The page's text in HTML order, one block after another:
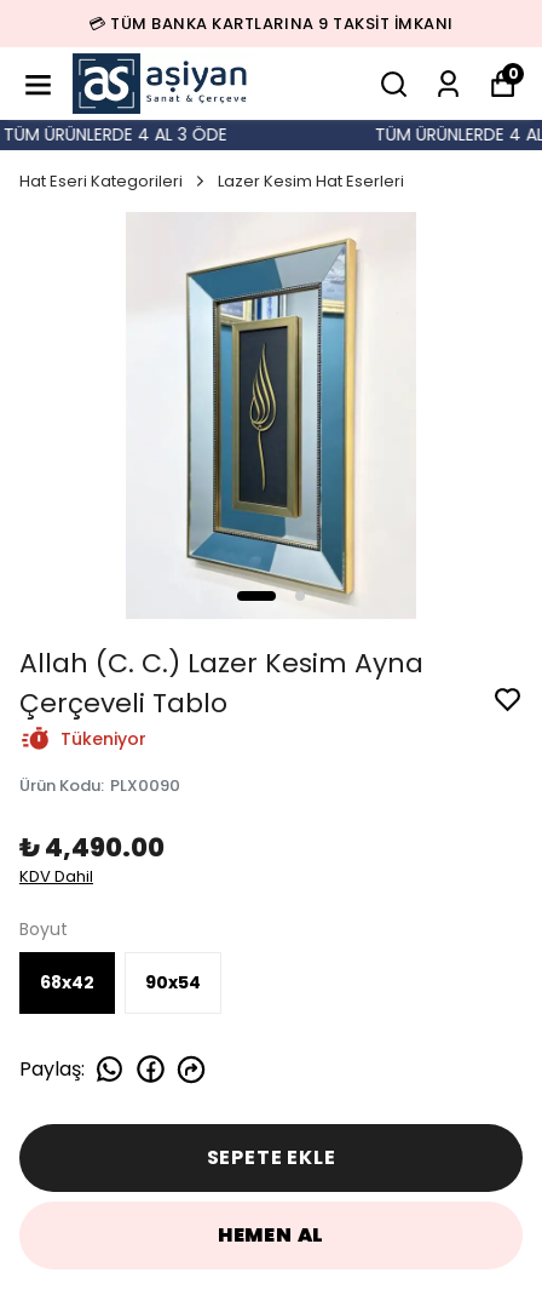
💳 TÜM BANKA KARTLARINA 9 TAKSİT İMKANI
0
ÜRÜNLERDE 4 AL 3 ÖDE TÜM ÜRÜNLERDE 4 AL
Hat Eseri Kategorileri Lazer Kesim Hat Eserleri
Allah (C. C.) Lazer Kesim Ayna
Çerçeveli Tablo
Tükeniyor
Ürün Kodu: PLX0090
₺ 4,490.00
KDV Dahil
Boyut
68x42 90x54
Paylaş:
SEPETE EKLE
HEMEN AL